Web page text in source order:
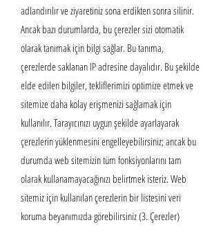
adlandırılır ve ziyaretiniz sona erdikten sonra silinir.
Ancak bazı durumlarda, bu çerezler sizi otomatik
olarak tanımak için bilgi sağlar. Bu tanıma,
çerezlerde saklanan IP adresine dayalıdır. Bu şekilde
elde edilen bilgiler, tekliflerimizi optimize etmek ve
sitemize daha kolay erişmenizi sağlamak için
kullanılır. Tarayıcınızı uygun şekilde ayarlayarak
çerezlerin yüklenmesini engelleyebilirsiniz; ancak bu
durumda web sitemizin tüm fonksiyonlarını tam
olarak kullanamayacağınızı belirtmek isteriz. Web
sitemiz için kullanılan çerezlerin bir listesini veri
koruma beyanımızda görebilirsiniz (3. Çerezler)